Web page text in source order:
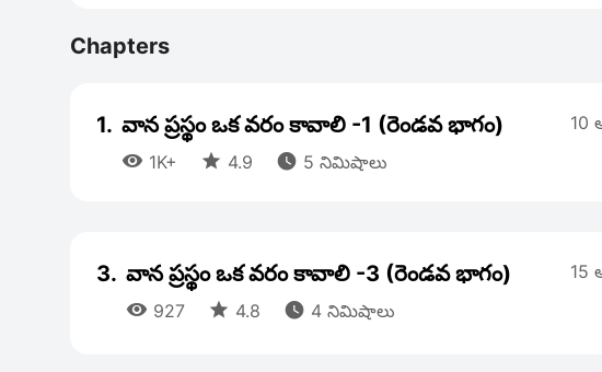
Chapters
1. వాన ప్రస్థం ఒక వరం కావాలి -1 (రెండవ భాగం)
 1K+  4.9  5 నిమిషాలు
10
3. వాన ప్రస్థం ఒక వరం కావాలి -3 (రెండవ భాగం)
 927  4.8  4 నిమిషాలు
15